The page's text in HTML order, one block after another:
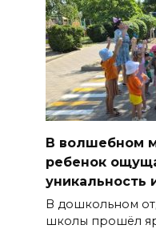
В волшебном
ребенок
уникальность
В дошкольном
школы прошёл